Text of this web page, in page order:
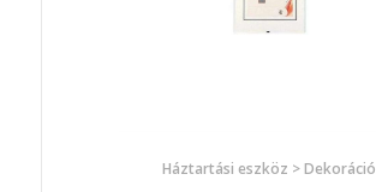
Háztartási eszköz > Dekoráció